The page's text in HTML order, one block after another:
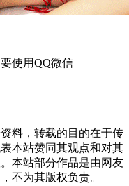
使用QQ微信
料，转载的目的在于传
本站赞同其观点和对其
本站部分作品是由网友
不为其版权负责。